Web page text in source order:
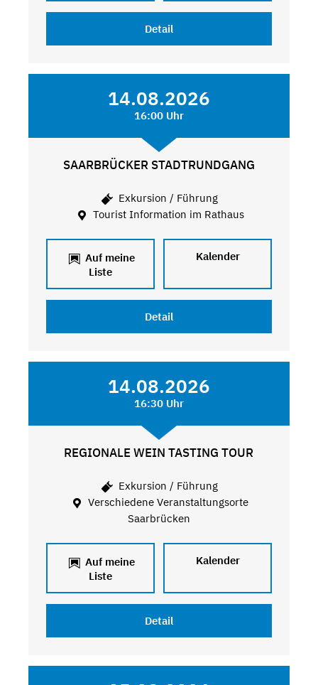
Detail
14.08.2026
16:00 Uhr
SAARBRÜCKER STADTRUNDGANG
Exkursion / Führung
Tourist Information im Rathaus
Auf meine
Liste
Kalender
Detail
14.08.2026
16:30 Uhr
REGIONALE WEIN TASTING TOUR
Exkursion / Führung
Verschiedene Veranstaltungsorte
Saarbrücken
Auf meine
Liste
Kalender
Detail